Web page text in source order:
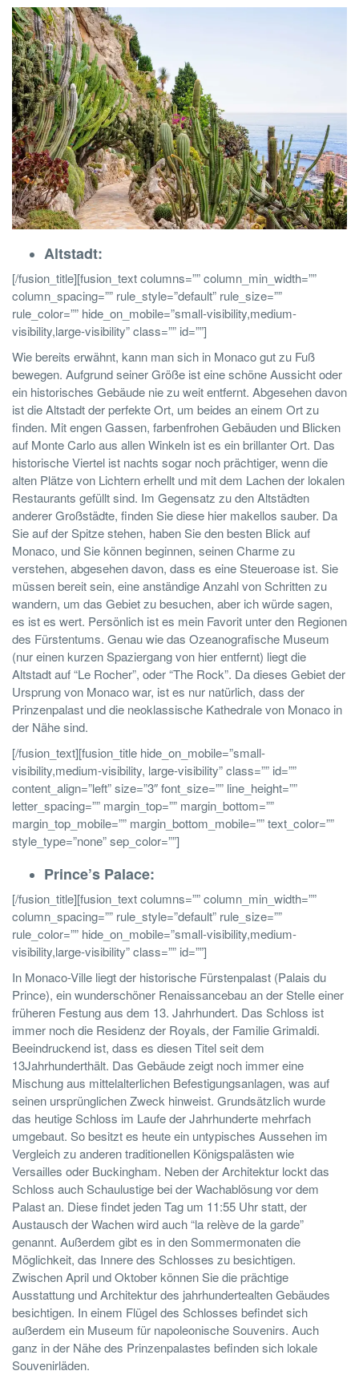
Altstadt:
[/fusion_title][fusion_text columns=”” column_min_width=””
column_spacing=”” rule_style=”default” rule_size=””
rule_color=”” hide_on_mobile=”small-visibility,medium-
visibility,large-visibility” class=”” id=””]
Wie bereits erwähnt, kann man sich in Monaco gut zu Fuß
bewegen. Aufgrund seiner Größe ist eine schöne Aussicht oder
ein historisches Gebäude nie zu weit entfernt. Abgesehen davon
ist die Altstadt der perfekte Ort, um beides an einem Ort zu
finden. Mit engen Gassen, farbenfrohen Gebäuden und Blicken
auf Monte Carlo aus allen Winkeln ist es ein brillanter Ort. Das
historische Viertel ist nachts sogar noch prächtiger, wenn die
alten Plätze von Lichtern erhellt und mit dem Lachen der lokalen
Restaurants gefüllt sind. Im Gegensatz zu den Altstädten
anderer Großstädte, finden Sie diese hier makellos sauber. Da
Sie auf der Spitze stehen, haben Sie den besten Blick auf
Monaco, und Sie können beginnen, seinen Charme zu
verstehen, abgesehen davon, dass es eine Steueroase ist. Sie
müssen bereit sein, eine anständige Anzahl von Schritten zu
wandern, um das Gebiet zu besuchen, aber ich würde sagen,
es ist es wert. Persönlich ist es mein Favorit unter den Regionen
des Fürstentums. Genau wie das Ozeanografische Museum
(nur einen kurzen Spaziergang von hier entfernt) liegt die
Altstadt auf “Le Rocher”, oder “The Rock”. Da dieses Gebiet der
Ursprung von Monaco war, ist es nur natürlich, dass der
Prinzenpalast und die neoklassische Kathedrale von Monaco in
der Nähe sind.
[/fusion_text][fusion_title hide_on_mobile=”small-
visibility,medium-visibility, large-visibility” class=”” id=””
content_align=”left” size=”3″ font_size=”” line_height=””
letter_spacing=”” margin_top=”” margin_bottom=””
margin_top_mobile=”” margin_bottom_mobile=”” text_color=””
style_type=”none” sep_color=””]
Prince’s Palace:
[/fusion_title][fusion_text columns=”” column_min_width=””
column_spacing=”” rule_style=”default” rule_size=””
rule_color=”” hide_on_mobile=”small-visibility,medium-
visibility,large-visibility” class=”” id=””]
In Monaco-Ville liegt der historische Fürstenpalast (Palais du
Prince), ein wunderschöner Renaissancebau an der Stelle einer
früheren Festung aus dem 13. Jahrhundert. Das Schloss ist
immer noch die Residenz der Royals, der Familie Grimaldi.
Beeindruckend ist, dass es diesen Titel seit dem
13Jahrhunderthält. Das Gebäude zeigt noch immer eine
Mischung aus mittelalterlichen Befestigungsanlagen, was auf
seinen ursprünglichen Zweck hinweist. Grundsätzlich wurde
das heutige Schloss im Laufe der Jahrhunderte mehrfach
umgebaut. So besitzt es heute ein untypisches Aussehen im
Vergleich zu anderen traditionellen Königspalästen wie
Versailles oder Buckingham. Neben der Architektur lockt das
Schloss auch Schaulustige bei der Wachablösung vor dem
Palast an. Diese findet jeden Tag um 11:55 Uhr statt, der
Austausch der Wachen wird auch “la relève de la garde”
genannt. Außerdem gibt es in den Sommermonaten die
Möglichkeit, das Innere des Schlosses zu besichtigen.
Zwischen April und Oktober können Sie die prächtige
Ausstattung und Architektur des jahrhundertealten Gebäudes
besichtigen. In einem Flügel des Schlosses befindet sich
außerdem ein Museum für napoleonische Souvenirs. Auch
ganz in der Nähe des Prinzenpalastes befinden sich lokale
Souvenirläden.